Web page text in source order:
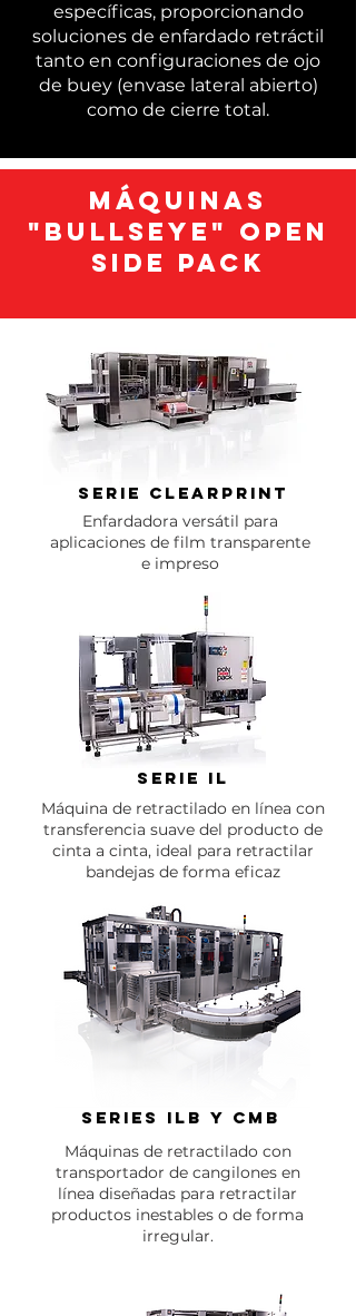
específicas, proporcionando
soluciones de enfardado retráctil
tanto en configuraciones de ojo
de buey (envase lateral abierto)
como de cierre total.
Máquinas
"Bullseye" Open
side Pack
SERIE CLEARPRINT
Enfardadora versátil para
aplicaciones de film transparente
e impreso
SERIE IL
Máquina de retractilado en línea con
transferencia suave del producto de
cinta a cinta, ideal para retractilar
bandejas de forma eficaz
Series ILB y CMB
Máquinas de retractilado con
transportador de cangilones en
línea diseñadas para retractilar
productos inestables o de forma
irregular.